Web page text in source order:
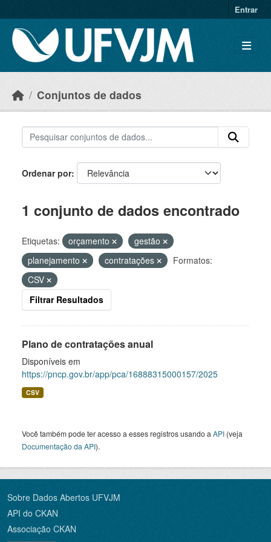
Entrar
Conjuntos de dados
Ordenar por
1 conjunto de dados encontrado
Etiquetas: orçamento
gestão
planejamento
contratações
Formatos:
CSV
Filtrar Resultados
Plano de contratações anual
Disponíveis em
https://pncp.gov.br/app/pca/16888315000157/2025
CSV
Você também pode ter acesso a esses registros usando a API (veja
Documentação da API).
Sobre Dados Abertos UFVJM
API do CKAN
Associação CKAN